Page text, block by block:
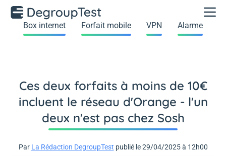
Box internet Forfait mobile VPN Alarme
Ces deux forfaits à moins de 10€
incluent le réseau d'Orange - l'un
deux n'est pas chez Sosh
Par La Rédaction DegroupTest publié le 29/04/2025 à 12h00